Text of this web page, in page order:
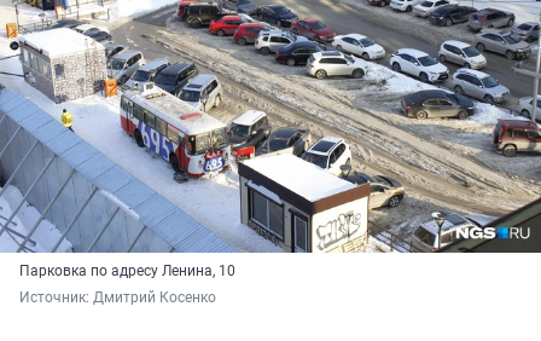
Парковка по адресу Ленина, 10
Источник: Дмитрий Косенко